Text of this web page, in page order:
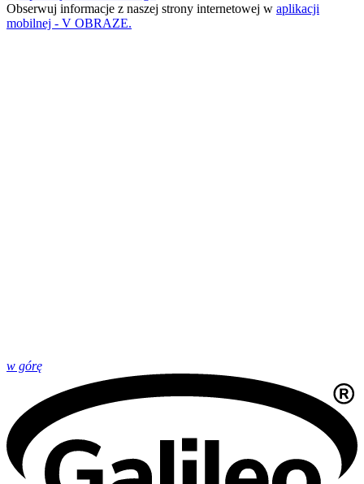
Obserwuj informacje z naszej strony internetowej w aplikacji
mobilnej - V OBRAZE.
w górę